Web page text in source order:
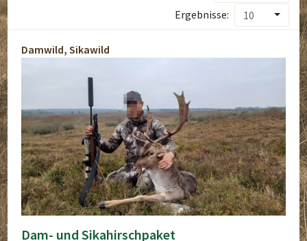
Ergebnisse:
10
Damwild, Sikawild
Dam- und Sikahirschpaket